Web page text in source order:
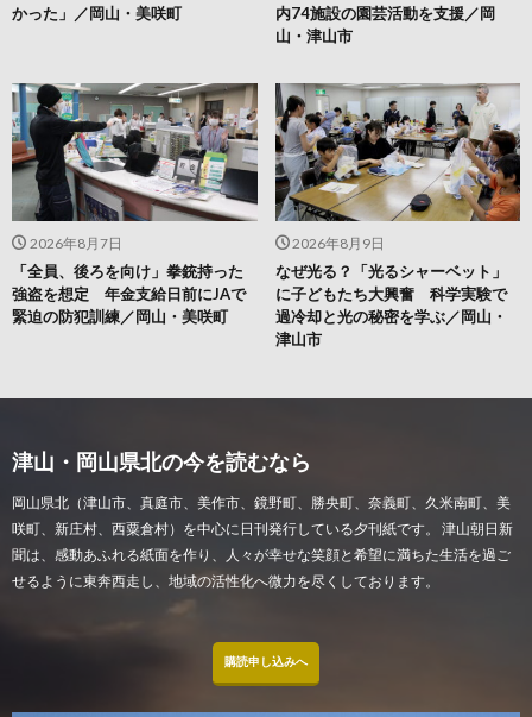
2026年8月9日
なぜ光る？「光るシャーベット」
に子どもたち大興奮 科学実験で
過冷却と光の秘密を学ぶ／岡山・
津山市
2026年8月7日
「全員、後ろを向け」拳銃持った
強盗を想定 年金支給日前にJAで
緊迫の防犯訓練／岡山・美咲町
内74施設の園芸活動を支援／岡
山・津山市
かった」／岡山・美咲町
津山・岡山県北の今を読むなら
岡山県北（津山市、真庭市、美作市、鏡野町、勝央町、奈義町、久米南町、美
咲町、新庄村、西粟倉村）を中心に日刊発行している夕刊紙です。 津山朝日新
聞は、感動あふれる紙面を作り、人々が幸せな笑顔と希望に満ちた生活を過ご
せるように東奔西走し、地域の活性化へ微力を尽くしております。
購読申し込みへ